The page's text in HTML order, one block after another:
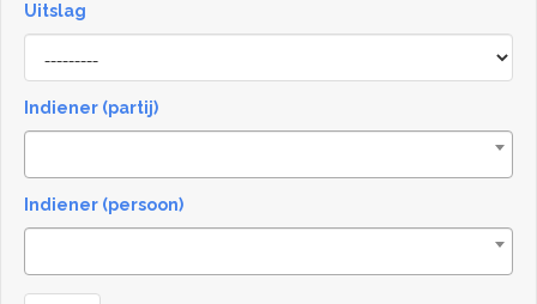
Uitslag
Result
Indiener (partij)
Indiener (persoon)